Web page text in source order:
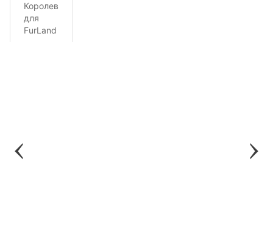
Королев
для
FurLand